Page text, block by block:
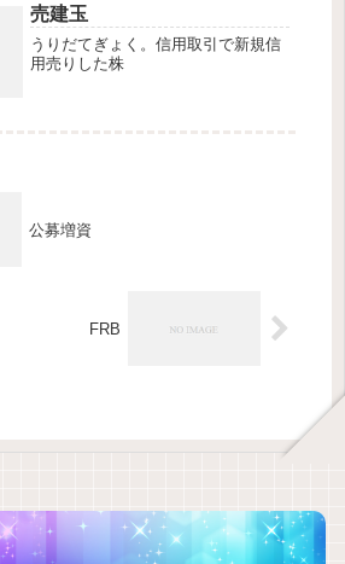
売建玉
うりだてぎょく。信用取引で新規信
用売りした株
公募増資
FRB